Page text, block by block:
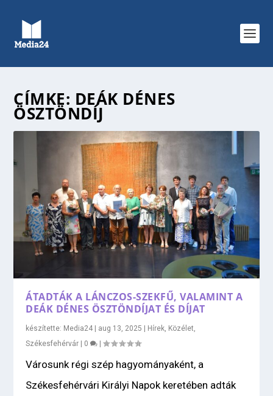
CÍMKE: DEÁK DÉNES
ÖSZTÖNDÍJ
ÁTADTÁK A LÁNCZOS-SZEKFŰ, VALAMINT A
DEÁK DÉNES ÖSZTÖNDÍJAT ÉS DÍJAT
készítette: Media24 | aug 13, 2025 | Hírek Közélet
Székesfehérvár | 0 |
Városunk régi szép hagyományaként, a
Székesfehérvári Királyi Napok keretében adták